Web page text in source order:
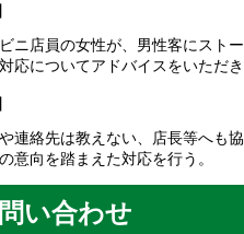
ニ店員の女性が、男性客にスト
応についてアドバイスをいただき
連絡先は教えない、店長等へも
意向を踏まえた対応を行う。
い合わせ